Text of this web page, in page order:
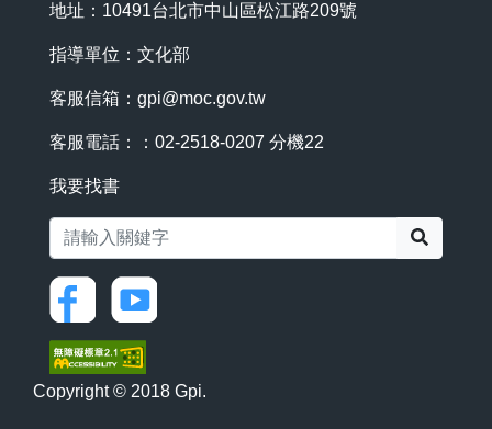
地址：10491台北市中山區松江路209號
指導單位：文化部
客服信箱： gpi@moc.gov.tw
客服電話：：02-2518-0207 分機22
我要找書
Copyright © 2018 Gpi.